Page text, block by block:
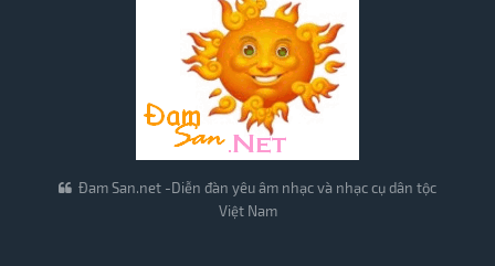
Đam San.net -Diễn đàn yêu âm nhạc và nhạc cụ dân tộc
Việt Nam